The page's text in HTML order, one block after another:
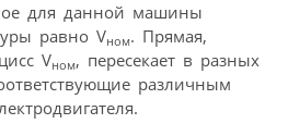
для данной машины
равно Vном. Прямая,
Vном, пересекает в разных
различным